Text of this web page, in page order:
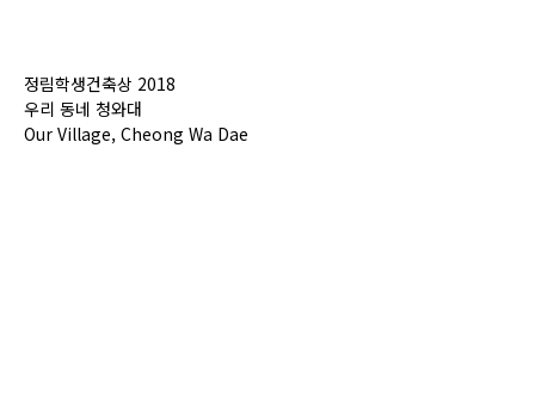
정림학생건축상 2018
우리 동네 청와대
Our Village, Cheong Wa Dae